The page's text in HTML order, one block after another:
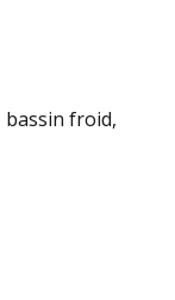
bassin froid,